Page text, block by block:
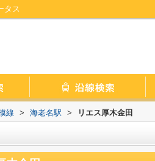
タス
線 > 海老名駅 > リエス厚木金田